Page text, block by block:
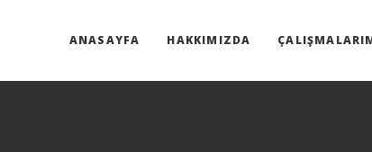
ANASAYFA HAKKIMIZDA